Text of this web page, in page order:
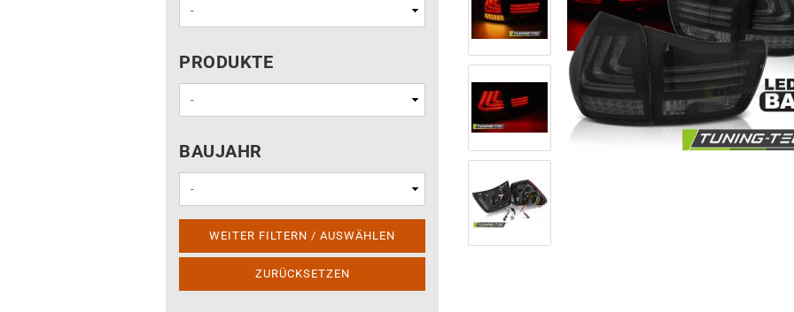
PRODUKTE
PRODUKTE
BAUJAHR
BAUJAHR
WEITER FILTERN / AUSWÄHLEN
ZURÜCKSETZEN